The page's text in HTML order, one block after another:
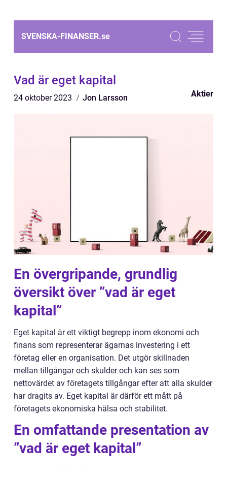
SVENSKA-FINANSER.se
Vad är eget kapital
24 oktober 2023 Jon Larsson Aktier
En övergripande, grundlig
översikt över ”vad är eget
kapital”
Eget kapital är ett viktigt begrepp inom ekonomi och
finans som representerar ägarnas investering i ett
företag eller en organisation. Det utgör skillnaden
mellan tillgångar och skulder och kan ses som
nettovärdet av företagets tillgångar efter att alla skulder
har dragits av. Eget kapital är därför ett mått på
företagets ekonomiska hälsa och stabilitet.
En omfattande presentation av
”vad är eget kapital”